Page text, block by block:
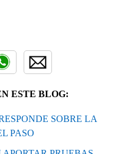
ESTE BLOG:
SOBRE LA
PASO